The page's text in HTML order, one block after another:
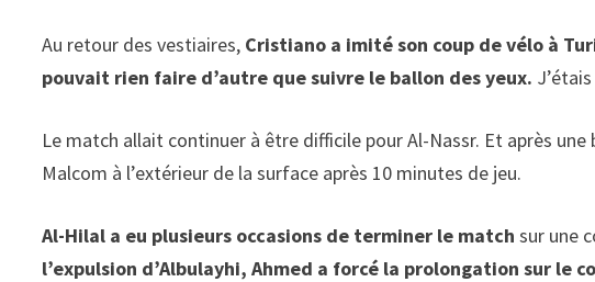
Au retour des vestiaires, Cristiano a imité son coup de vélo à
pouvait rien faire d’autre que suivre le ballon des yeux.
Le match allait continuer à être difficile pour Al-Nassr. Et après
Malcom à l’extérieur de la surface après 10 minutes de jeu.
Al-Hilal a eu plusieurs occasions de terminer le match sur une
l’expulsion d’Albulayhi, Ahmed a forcé la prolongation sur le